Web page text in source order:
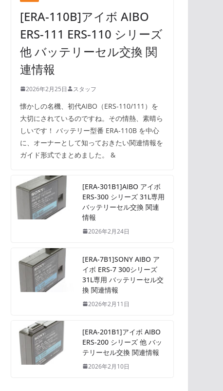
[ERA-110B]アイボ AIBO
ERS-111 ERS-110 シリーズ
他 バッテリーセル交換 関
連情報
2026年2月25日 スタッフ
懐かしの名機、初代AIBO（ERS-110/111）を
大切にされているのですね。その情熱、素晴ら
しいです！ バッテリー型番 ERA-110B を中心
に、オーナーとして知っておきたい関連情報を
ガイド形式でまとめました。 &
[ERA-301B1]AIBO アイボ
ERS-300 シリーズ 31L専用
バッテリーセル交換 関連
情報
2026年2月24日
[ERA-7B1]SONY AIBO ア
イボ ERS-7 300シリーズ
31L専用 バッテリーセル交
換 関連情報
2026年2月11日
[ERA-201B1]アイボ AIBO
ERS-200 シリーズ 他 バッ
テリーセル交換 関連情報
2026年2月10日